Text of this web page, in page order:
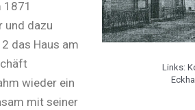
1871
und dazu
das Haus am
wieder ein
mit seiner
Links: